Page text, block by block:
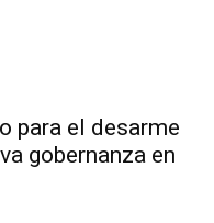
para el desarme
gobernanza en